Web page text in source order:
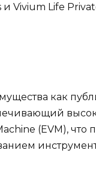
Vivium Life
как
(EVM), что